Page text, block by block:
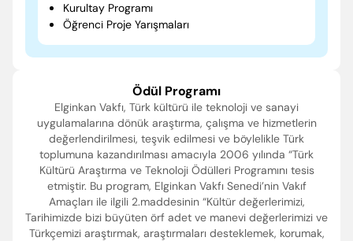
Kurultay Programı
Öğrenci Proje Yarışmaları
Ödül Programı
Elginkan Vakfı, Türk kültürü ile teknoloji ve sanayi
uygulamalarına dönük araştırma, çalışma ve hizmetlerin
değerlendirilmesi, teşvik edilmesi ve böylelikle Türk
toplumuna kazandırılması amacıyla 2006 yılında “Türk
Kültürü Araştırma ve Teknoloji Ödülleri Programını tesis
etmiştir. Bu program, Elginkan Vakfı Senedi’nin Vakıf
Amaçları ile ilgili 2.maddesinin “Kültür değerlerimizi,
Tarihimizde bizi büyüten örf adet ve manevi değerlerimizi ve
Türkçemizi araştırmak, araştırmaları desteklemek, korumak,